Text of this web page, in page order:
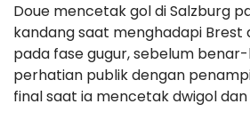
Doue mencetak gol di Salzburg
kandang saat menghadapi Brest
pada fase gugur, sebelum
perhatian publik dengan
final saat ia mencetak dwigol dan